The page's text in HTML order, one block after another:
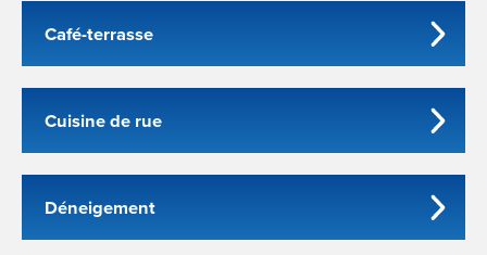
Café-terrasse
Cuisine de rue
Déneigement